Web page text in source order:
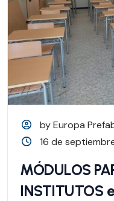
by Europa
16 de
MÓDULOS
INSTITUTOS